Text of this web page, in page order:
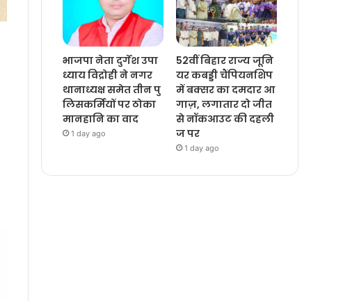
भाजपा नेता दुर्गेश उपा
ध्याय विद्रोही ने नगर
थानाध्यक्ष समेत तीन पु
लिसकर्मियों पर ठोका
मानहानि का वाद
1 day ago
52वीं बिहार राज्य जूनि
यर कबड्डी चैंपियनशिप
में बक्सर का दमदार आ
गाज़, लगातार दो जीत
से नॉकआउट की दहली
ज पर
1 day ago